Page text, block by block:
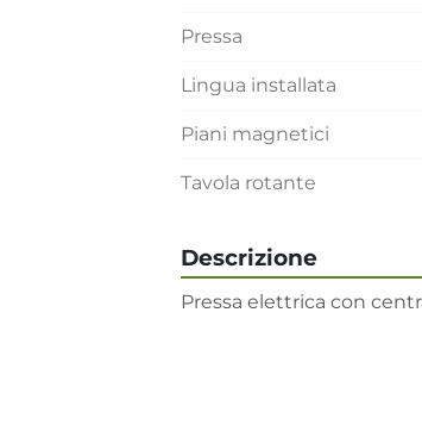
Descrizione
Pressa elettrica con
Pressa
Lingua installata
Piani magnetici
Tavola rotante